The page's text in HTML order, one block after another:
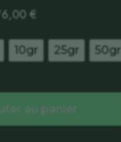
€
10gr 25gr 50gr
au panier